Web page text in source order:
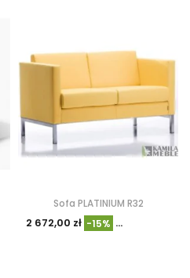
Sofa PLATINIUM R32
2 672,00 zł -15% 3 143,88 zł